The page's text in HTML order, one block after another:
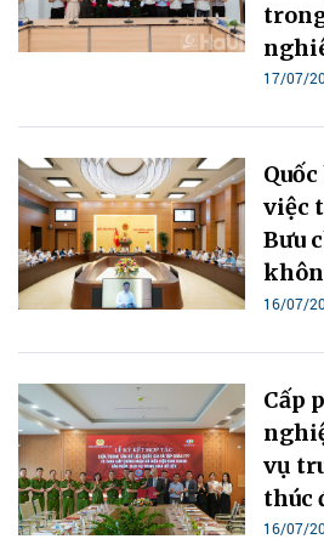
17/07/
việc
Bưu
16/07/
Cấp
vụ
thúc
16/07/